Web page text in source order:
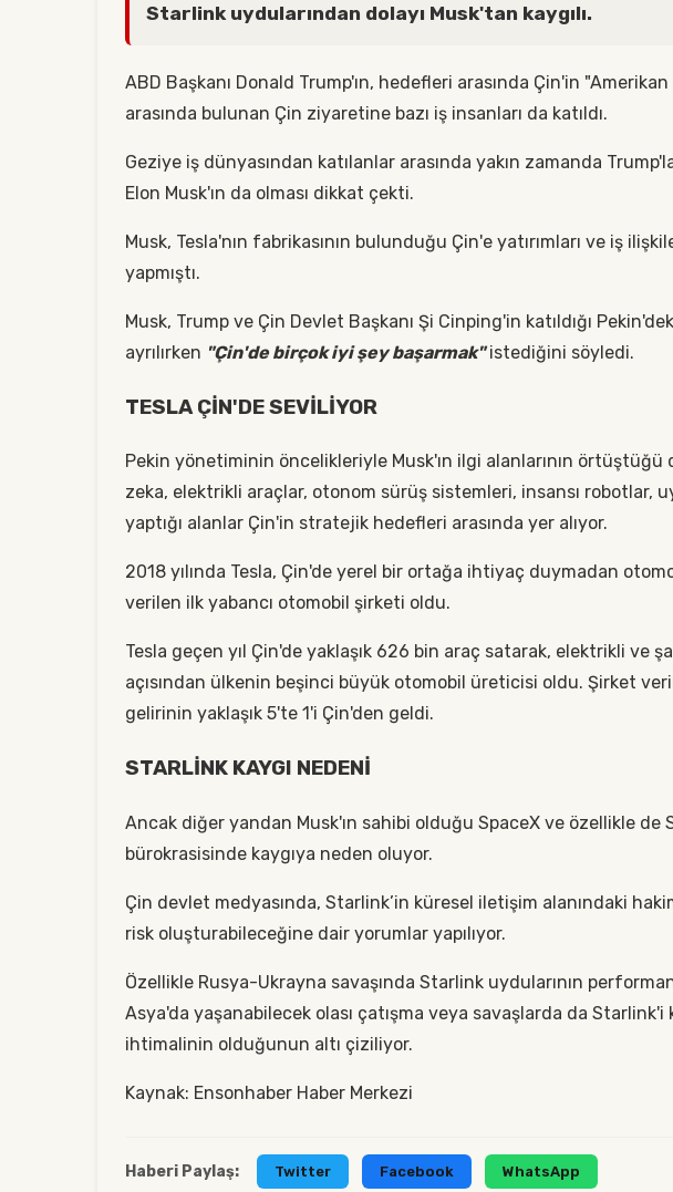
Starlink uydularından dolayı Musk'tan kaygılı.
ABD Başkanı Donald Trump'ın, hedefleri arasında Çin'in
arasında bulunan Çin ziyaretine bazı iş insanları da katıldı.
Geziye iş dünyasından katılanlar arasında yakın zamanda
Elon Musk'ın da olması dikkat çekti.
Musk, Tesla'nın fabrikasının bulunduğu Çin'e yatırımları ve iş
yapmıştı.
Musk, Trump ve Çin Devlet Başkanı Şi Cinping'in katıldığı
ayrılırken "Çin'de birçok iyi şey başarmak"istediğini söyledi.
TESLA ÇİN'DE SEVİLİYOR
Pekin yönetiminin öncelikleriyle Musk'ın ilgi alanlarının örtüştüğü
zeka, elektrikli araçlar, otonom sürüş sistemleri, insansı robotlar,
yaptığı alanlar Çin'in stratejik hedefleri arasında yer alıyor.
2018 yılında Tesla, Çin'de yerel bir ortağa ihtiyaç duymadan
verilen ilk yabancı otomobil şirketi oldu.
Tesla geçen yıl Çin'de yaklaşık 626 bin araç satarak, elektrikli ve
açısından ülkenin beşinci büyük otomobil üreticisi oldu. Şirket
gelirinin yaklaşık 5'te 1'i Çin'den geldi.
STARLİNK KAYGI NEDENİ
Ancak diğer yandan Musk'ın sahibi olduğu SpaceX ve özellikle de
bürokrasisinde kaygıya neden oluyor.
Çin devlet medyasında, Starlink’in küresel iletişim alanındaki
risk oluşturabileceğine dair yorumlar yapılıyor.
Özellikle Rusya-Ukrayna savaşında Starlink uydularının
Asya'da yaşanabilecek olası çatışma veya savaşlarda da
ihtimalinin olduğunun altı çiziliyor.
Kaynak: Ensonhaber Haber Merkezi
Haberi Paylaş: Twitter Facebook WhatsApp